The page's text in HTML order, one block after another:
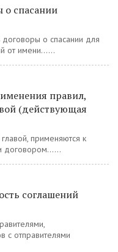
о спасании
договоры о спасании для
от имени......
правил,
(действующая
применяются к
договором......
соглашений
с отправителями